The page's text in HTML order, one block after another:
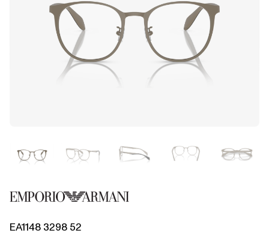
EA1148 3298 52